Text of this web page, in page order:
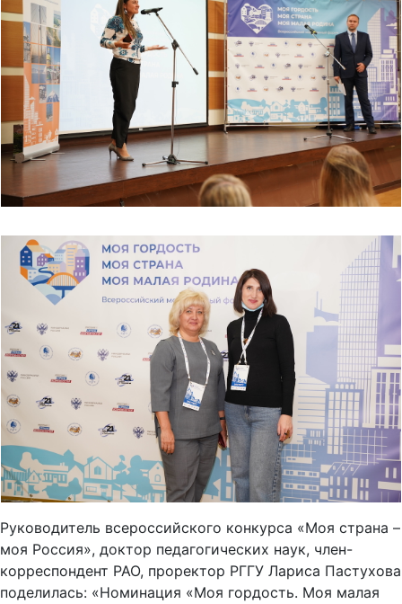
Руководитель всероссийского конкурса «Моя страна –
моя Россия», доктор педагогических наук, член-
корреспондент РАО, проректор РГГУ Лариса Пастухова
поделилась: «Номинация «Моя гордость. Моя малая